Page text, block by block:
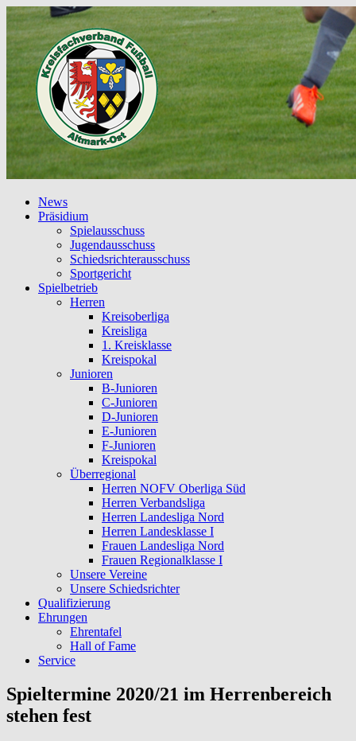
News
Präsidium
Spielausschuss
Jugendausschuss
Schiedsrichterausschuss
Sportgericht
Spielbetrieb
Herren
Kreisoberliga
Kreisliga
1. Kreisklasse
Kreispokal
Junioren
B-Junioren
C-Junioren
D-Junioren
E-Junioren
F-Junioren
Kreispokal
Überregional
Herren NOFV Oberliga Süd
Herren Verbandsliga
Herren Landesliga Nord
Herren Landesklasse I
Frauen Landesliga Nord
Frauen Regionalklasse I
Unsere Vereine
Unsere Schiedsrichter
Qualifizierung
Ehrungen
Ehrentafel
Hall of Fame
Service
Spieltermine 2020/21 im Herrenbereich
stehen fest